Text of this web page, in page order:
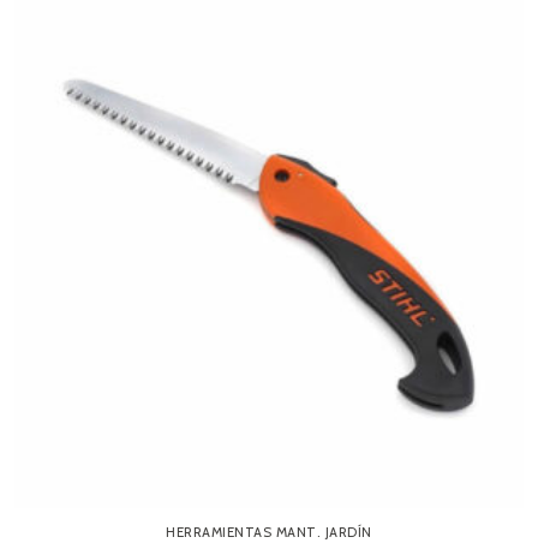
HERRAMIENTAS MANT. JARDÍN